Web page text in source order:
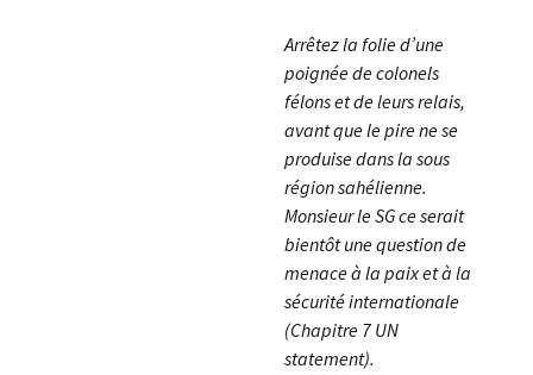
Arrêtez la folie d’une
poignée de colonels
félons et de leurs relais,
avant que le pire ne se
produise dans la sous
région sahélienne.
Monsieur le SG ce serait
bientôt une question de
menace à la paix et à la
sécurité internationale
(Chapitre 7 UN
statement).